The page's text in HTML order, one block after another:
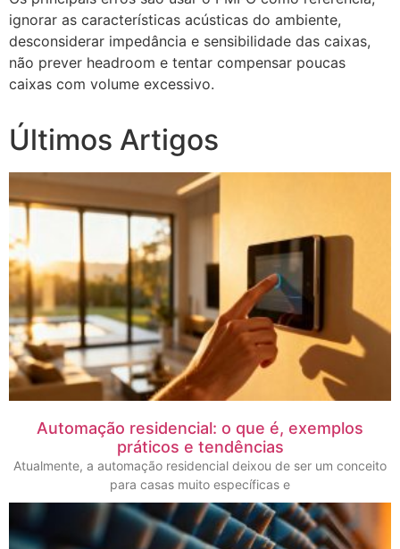
ignorar as características acústicas do ambiente,
desconsiderar impedância e sensibilidade das caixas,
não prever headroom e tentar compensar poucas
caixas com volume excessivo.
Últimos Artigos
Automação residencial: o que é, exemplos
práticos e tendências
Atualmente, a automação residencial deixou de ser um conceito
para casas muito específicas e